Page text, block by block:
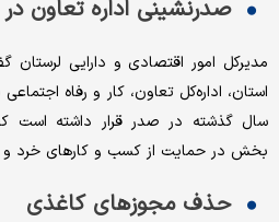
صدرنشینی اداره تعاون
مدیرکل امور اقتصادی و دارایی لرستان
سال گذشته در صدر قرار داشته است
بخش در حمایت از کسب و کارهای خرد
حذف مجوزهای کاغذی